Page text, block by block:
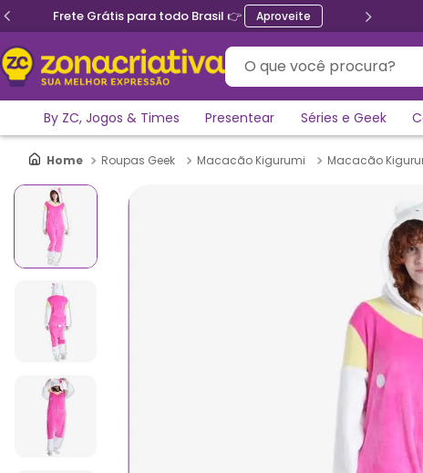
Ganhe 5% de desconto no PIX
O que você procura?
By ZC, Jogos & Times Presentear Séries e Geek
Roupas Geek Macacão Kigurumi Macacão